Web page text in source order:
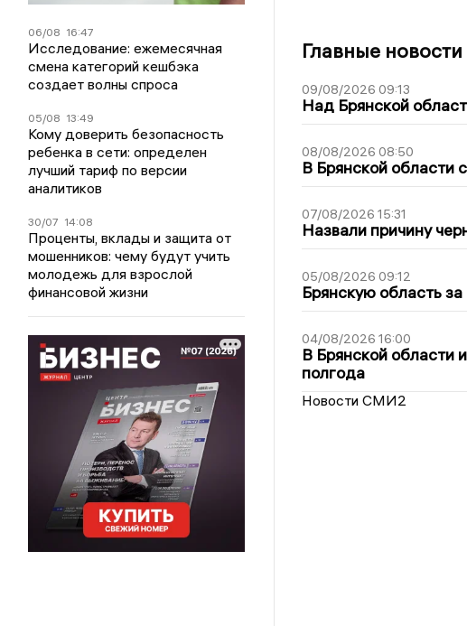
06/08 16:47
Исследование: ежемесячная
смена категорий кешбэка
создает волны спроса
05/08 13:49
Кому доверить безопасность
ребенка в сети: определен
лучший тариф по версии
аналитиков
30/07 14:08
Проценты, вклады и защита от
мошенников: чему будут учить
молодежь для взрослой
финансовой жизни
Главные новости
09/08/2026 09:13
Над Брянской
08/08/2026 08:50
В Брянской области
07/08/2026 15:31
Назвали причину
05/08/2026 09:12
Брянскую область
04/08/2026 16:00
В Брянской области
полгода
Новости СМИ2